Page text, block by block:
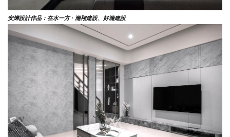
安燁設計作品：在水一方 · 瀚翔建設、好瀚建設